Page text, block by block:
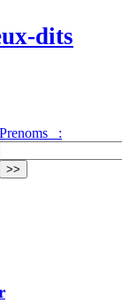
dits
Prenoms :